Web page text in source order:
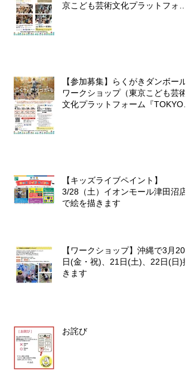
京こども芸術文化プラットフォー
【参加募集】らくがきダンボール
ワークショップ（東京こども芸術
文化プラットフォーム『TOKYOカ
【キッズライブペイント】
3/28（土）イオンモール津田沼店
で絵を描きます
【ワークショップ】沖縄で3月20
日(金・祝)、21日(土)、22日(日)描
きます
お詫び